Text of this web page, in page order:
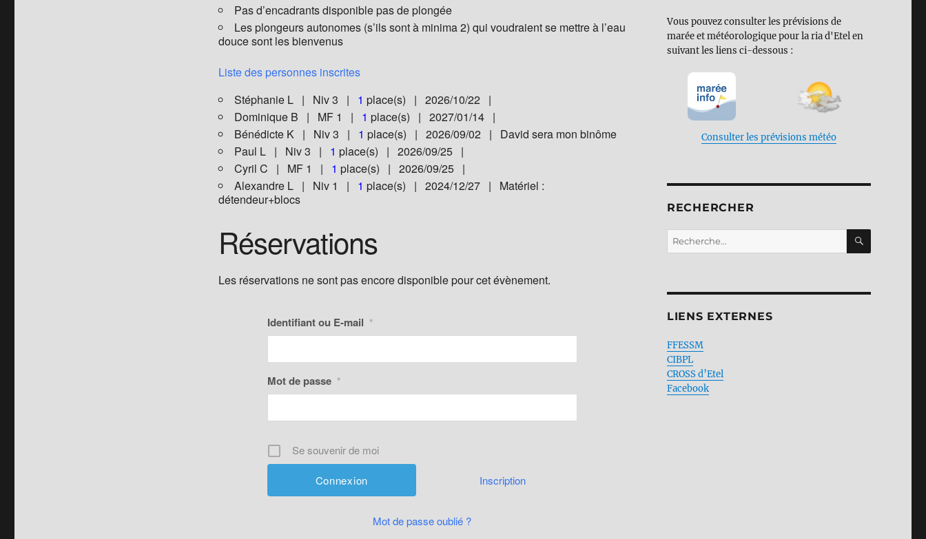
Pas d’encadrants disponible pas de plongée
Les plongeurs autonomes (s’ils sont à minima 2) qui voudraient se mettre à l’eau
douce sont les bienvenus
Liste des personnes inscrites
Stéphanie L | Niv 3 | 1 place(s) | 2026/10/22 |
Dominique B | MF 1 | 1 place(s) | 2027/01/14 |
Bénédicte K | Niv 3 | 1 place(s) | 2026/09/02 | David sera mon binôme
Paul L | Niv 3 | 1 place(s) | 2026/09/25 |
Cyril C | MF 1 | 1 place(s) | 2026/09/25 |
Alexandre L | Niv 1 | 1 place(s) | 2024/12/27 | Matériel :
détendeur+blocs
Réservations
Les réservations ne sont pas encore disponible pour cet évènement.
Identifiant ou E-mail *
Mot de passe *
Se souvenir de moi
Inscription
Mot de passe oublié ?
Vous pouvez consulter les prévisions de
marée et météorologique pour la ria d'Etel en
suivant les liens ci-dessous :
Consulter les prévisions météo
RECHERCHER
Recherche
pour :
LIENS EXTERNES
FFESSM
CIBPL
CROSS d’Etel
Facebook